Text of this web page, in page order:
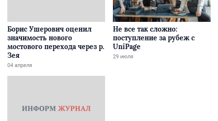
Борис Ушерович оценил
значимость нового
мостового перехода через р.
Зея
04 апреля
Не все так сложно:
поступление за рубеж с
UniPage
29 июля